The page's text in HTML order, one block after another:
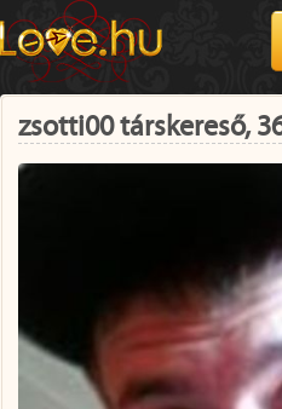
zsotti00 társkereső,